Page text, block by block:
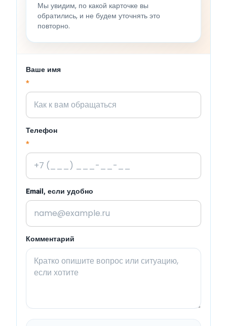
Мы увидим, по какой карточке вы
обратились, и не будем уточнять это
повторно.
Ваше имя
*
Телефон
*
Email, если удобно
Комментарий